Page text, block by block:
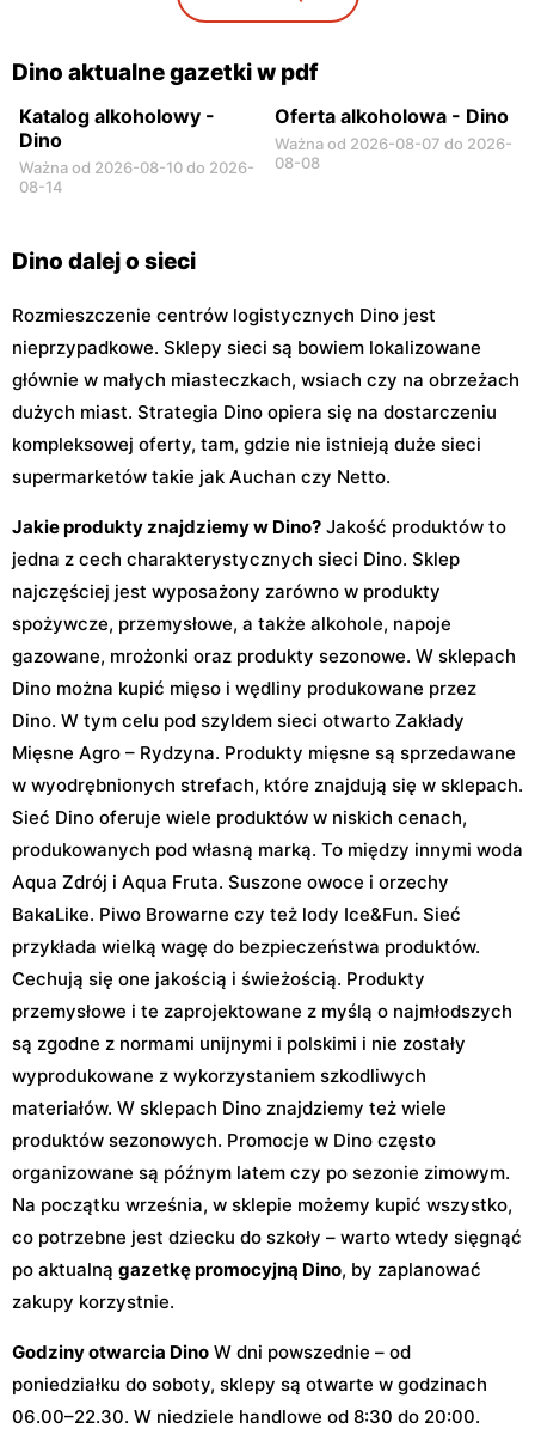
Mazowiecka 159
Dino aktualne gazetki w pdf
Katalog alkoholowy -
Dino
Ważna od 2026-08-10 do 2026-
08-14
Oferta alkoholowa - Dino
Ważna od 2026-08-07 do 2026-
08-08
Dino dalej o sieci
Rozmieszczenie centrów logistycznych Dino jest
nieprzypadkowe. Sklepy sieci są bowiem lokalizowane
głównie w małych miasteczkach, wsiach czy na obrzeżach
dużych miast. Strategia Dino opiera się na dostarczeniu
kompleksowej oferty, tam, gdzie nie istnieją duże sieci
supermarketów takie jak Auchan czy Netto.
Jakie produkty znajdziemy w Dino? Jakość produktów to
jedna z cech charakterystycznych sieci Dino. Sklep
najczęściej jest wyposażony zarówno w produkty
spożywcze, przemysłowe, a także alkohole, napoje
gazowane, mrożonki oraz produkty sezonowe. W sklepach
Dino można kupić mięso i wędliny produkowane przez
Dino. W tym celu pod szyldem sieci otwarto Zakłady
Mięsne Agro – Rydzyna. Produkty mięsne są sprzedawane
w wyodrębnionych strefach, które znajdują się w sklepach.
Sieć Dino oferuje wiele produktów w niskich cenach,
produkowanych pod własną marką. To między innymi woda
Aqua Zdrój i Aqua Fruta. Suszone owoce i orzechy
BakaLike. Piwo Browarne czy też lody Ice&Fun. Sieć
przykłada wielką wagę do bezpieczeństwa produktów.
Cechują się one jakością i świeżością. Produkty
przemysłowe i te zaprojektowane z myślą o najmłodszych
są zgodne z normami unijnymi i polskimi i nie zostały
wyprodukowane z wykorzystaniem szkodliwych
materiałów. W sklepach Dino znajdziemy też wiele
produktów sezonowych. Promocje w Dino często
organizowane są późnym latem czy po sezonie zimowym.
Na początku września, w sklepie możemy kupić wszystko,
co potrzebne jest dziecku do szkoły – warto wtedy sięgnąć
po aktualną gazetkę promocyjną Dino, by zaplanować
zakupy korzystnie.
Godziny otwarcia Dino W dni powszednie – od
poniedziałku do soboty, sklepy są otwarte w godzinach
06.00–22.30. W niedziele handlowe od 8:30 do 20:00.